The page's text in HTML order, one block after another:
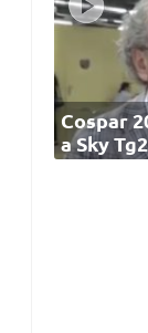
Cospar
a Sky